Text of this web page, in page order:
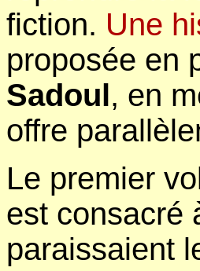
fiction. Une
proposée en
Sadoul, en
offre
Le premier
est consacré
paraissaient